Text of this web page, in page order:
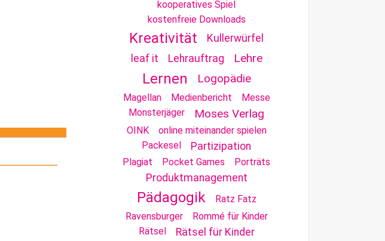
kooperatives Spiel
kostenfreie Downloads
Kreativität
Kullerwürfel
leaf it
Lehrauftrag Lehre
Lernen Logopädie
Magellan Medienbericht
Messe
Monsterjäger
Moses Verlag
OINK
online miteinander spielen
Packesel
Partizipation
Plagiat Pocket Games Porträts
Produktmanagement
Pädagogik
Ratz Fatz
Ravensburger
Rommé für Kinder
Rätsel
Rätsel für Kinder